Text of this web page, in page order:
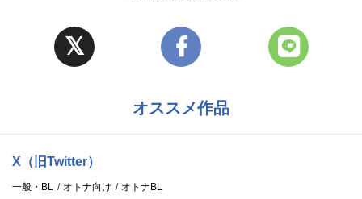
オススメ作品
X（旧Twitter）
一般・BL オトナ向け オトナBL